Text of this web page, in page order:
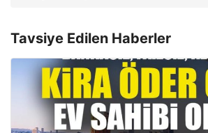
Tavsiye Edilen Haberler